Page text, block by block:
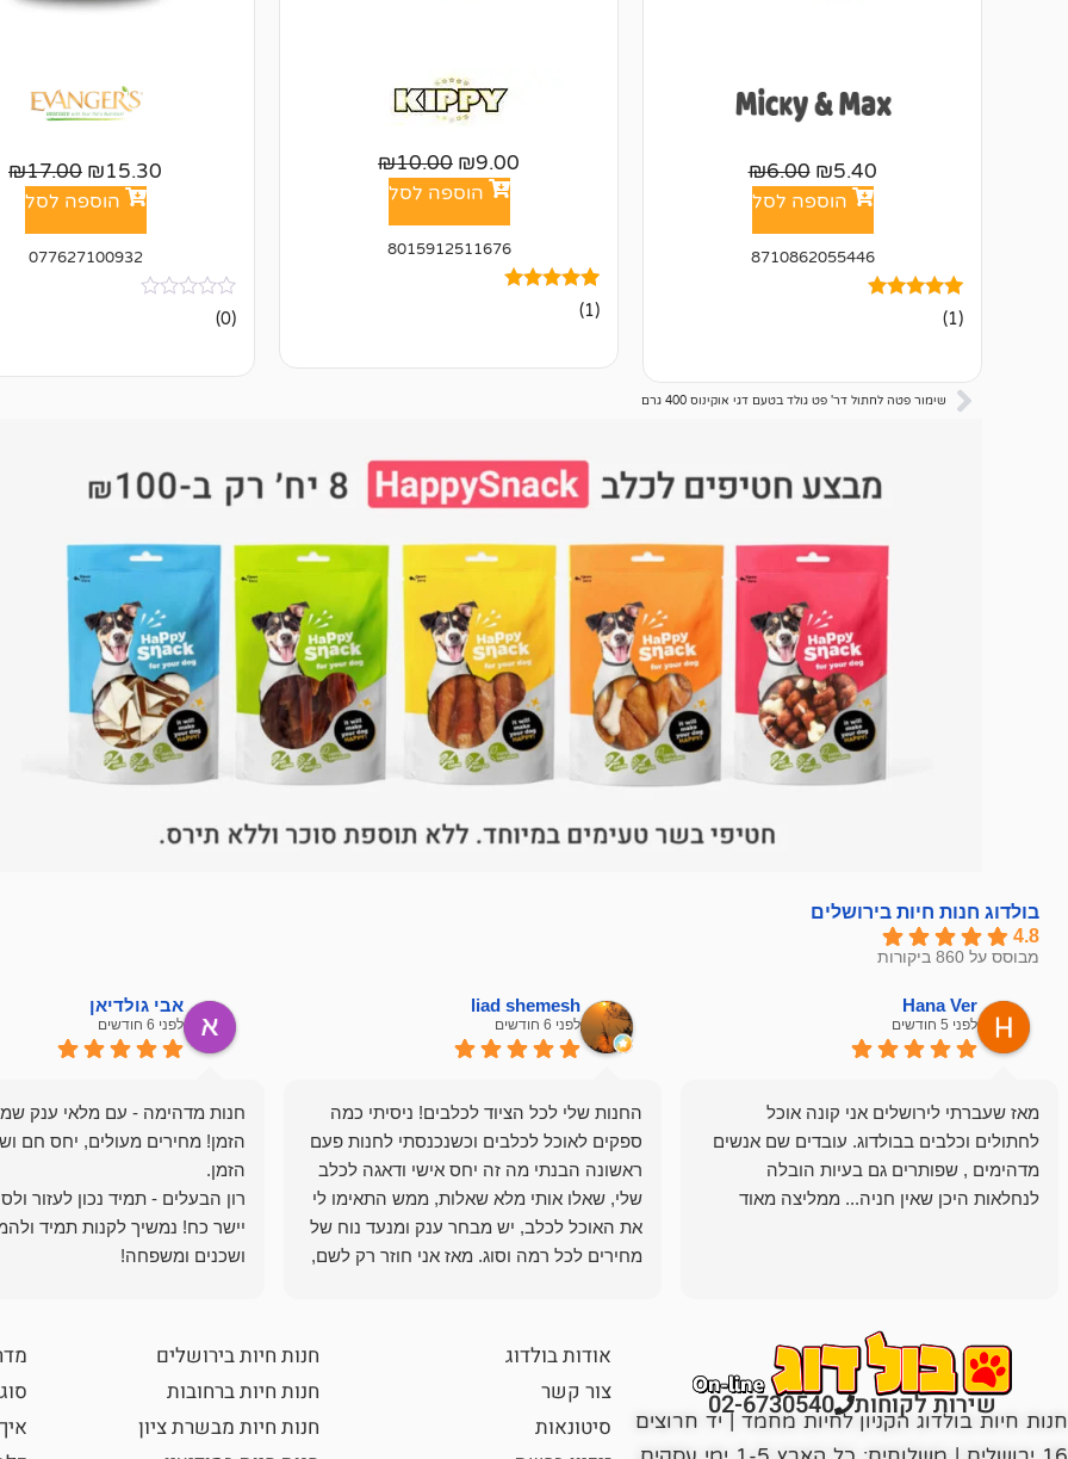
₪5.40
₪6.00
הוספה לסל
8710862055446
מדורג
5.00
1
דירוגים של
לקוחות
(1)
₪9.00
₪10.00
הוספה לסל
8015912511676
מדורג
5.00
1(1)
₪15.30
₪17.00
הוספה לסל
077627100932
אין
ביקורות
(0)
שימור פטה לחתול דר' פט גולד בטעם דגי אוקינוס 400 גרם
בולדוג חנות חיות בירושלים
4.8
מבוסס על 860 ביקורות
Hana Ver
לפני 5 חודשים
מאז שעברתי לירושלים אני קונה אוכל
לחתולים וכלבים בבולדוג. עובדים שם אנשים
מדהימים , שפותרים גם בעיות הובלה
לנחלאות היכן שאין חניה... ממליצה מאוד
liad shemesh
לפני 6 חודשים
החנות שלי לכל הציוד לכלבים! ניסיתי כמה
ספקים לאוכל לכלבים וכשנכנסתי לחנות פעם
ראשונה הבנתי מה זה יחס אישי ודאגה לכלב
שלי, שאלו אותי מלא שאלות, ממש התאימו לי
את האוכל לכלב, יש מבחר ענק ומנעד נוח של
מחירים לכל רמה וסוג. מאז אני חוזר רק לשם,
אבי גולדיאן
לפני 6 חודשים
חנות מדהימה - עם מלאי ענק
הזמן! מחירים מעולים, יחס חם
רון הבעלים - תמיד נכון לעזור
יישר כח! נמשיך לקנות תמיד
ושכנים ומשפחה!
שירות לקוחות 02-6730540
חנות חיות בולדוג הקניון לחיות מחמד | יד חרוצים
אודות בולדוג
צור קשר
סיטונאות
חנות חיות בירושלים
חנות חיות ברחובות
חנות חיות מבשרת ציון